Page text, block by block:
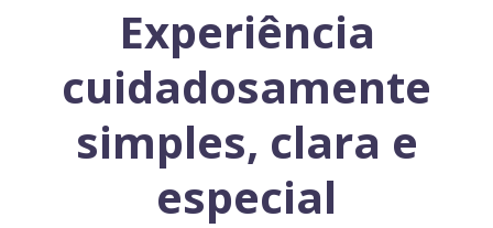
Experiência
cuidadosamente
simples, clara e
especial